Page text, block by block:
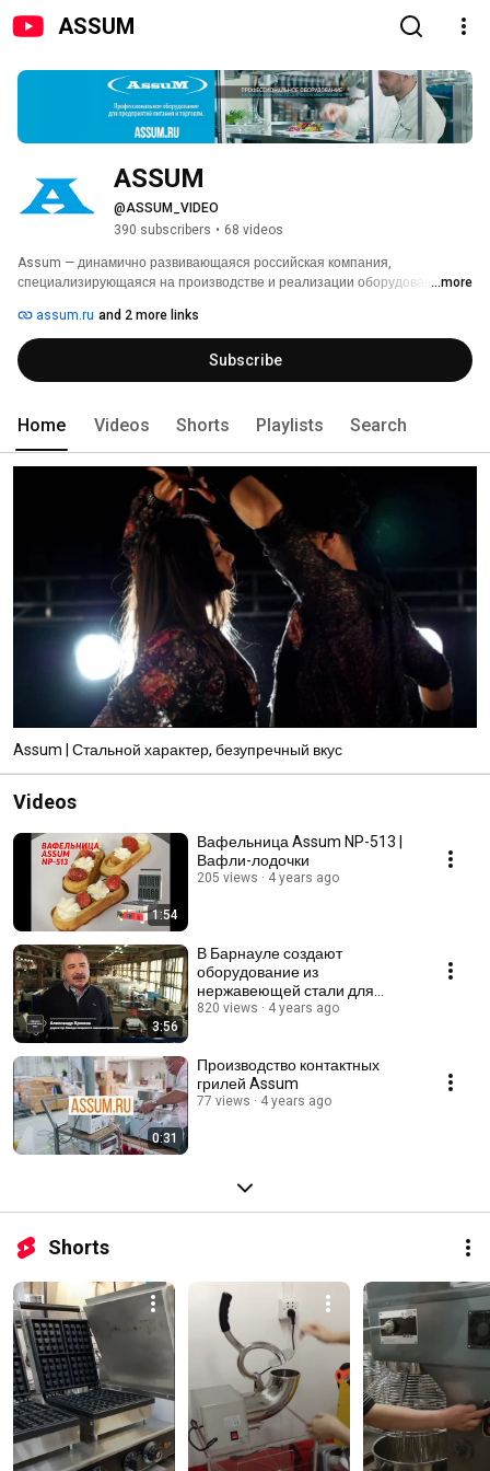
ASSUM
ASSUM
@ASSUM_VIDEO
390 subscribers • 68 videos
Assum — динамично развивающаяся российская компания,
специализирующаяся на производстве и реализации оборудования
питания и сферы гостеприимства.
...more
assum.ru and 2 more links
Subscribe
Home Videos Shorts Playlists Search
Assum | Стальной характер, безупречный вкус
Videos
1:54
Вафельница Assum NP-513 |
Вафли-лодочки
205 views 4 years ago
3:56
В Барнауле создают
оборудование из
нержавеющей стали для
пищевой промышленности и
820 views 4 years ago
0:31
Производство контактных
грилей Assum
77 views 4 years ago
Shorts